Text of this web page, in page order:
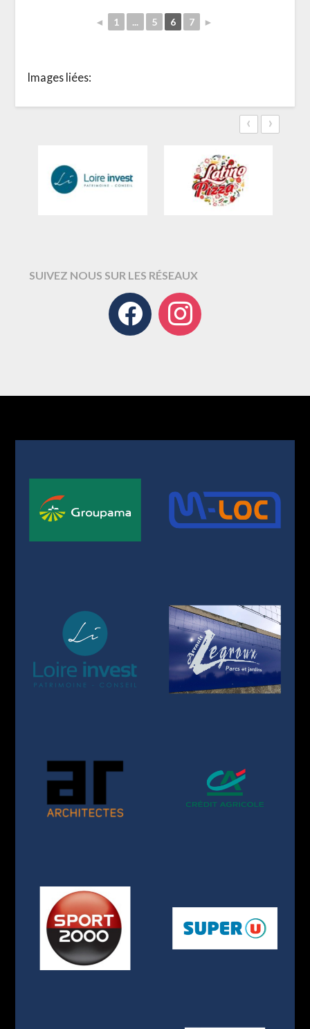
◄ 1 ... 5 6 7 ►
Images liées:
‹ ›
SUIVEZ NOUS SUR LES RÉSEAUX